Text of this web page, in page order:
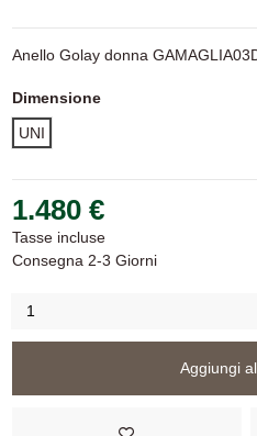
Anello Golay donna
Dimensione
UNI
1.480 €
Tasse incluse
Consegna 2-3 Giorni
Aggiungi